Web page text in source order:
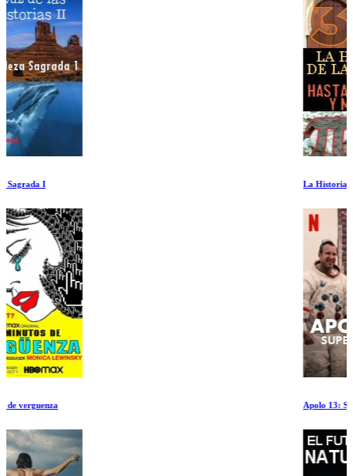
La Historia de las Mates Hasta el Infinito y Mas Alla
Apolo 13: Supervivencia